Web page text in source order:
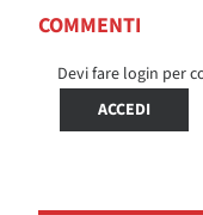
COMMENTI
Devi fare login per
ACCEDI